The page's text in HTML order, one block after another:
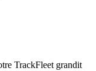
TrackFleet grandit